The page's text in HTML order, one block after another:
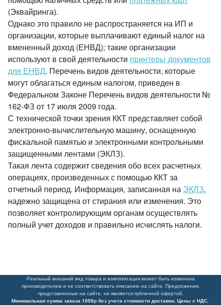
(Эквайринга).
Однако это правило не распространяется на ИП и
организации, которые выплачивают единый налог на
вмененный доход (ЕНВД); такие организации
используют в свой деятельности принтеры документов
для ЕНВД. Перечень видов деятельности, которые
могут облагаться единым налогом, приведен в
Федеральном Законе Перечень видов деятельности №
162-ФЗ от 17 июля 2009 года.
С технической точки зрения ККТ представляет собой
электронно-вычислительную машину, оснащенную
фискальной памятью и электронными контрольными
защищенными лентами (ЭКЛЗ).
Такая лента содержит сведения обо всех расчетных
операциях, произведенных с помощью ККТ за
отчетный период. Информация, записанная на ЭКЛЗ,
надежно защищена от стирания или изменения. Это
позволяет контролирующим органам осуществлять
полный учет доходов и правильно исчислять налоги.
Реальный внешний вид товара и комплектация может быть изменена
производителем и не соответствовать описанию на сайте. Предложения,
представленные на сайте, не являются публичной офертой.
Минимальная сумма заказа 1000р без учета стоимости доставки. Цены с НДС.